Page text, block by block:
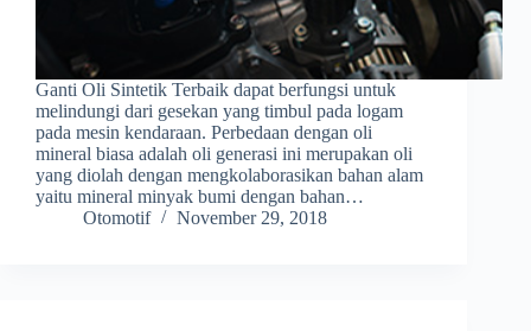
Ganti Oli Sintetik Terbaik dapat berfungsi untuk
melindungi dari gesekan yang timbul pada logam
pada mesin kendaraan. Perbedaan dengan oli
mineral biasa adalah oli generasi ini merupakan oli
yang diolah dengan mengkolaborasikan bahan alam
yaitu mineral minyak bumi dengan bahan…
Otomotif
November 29, 2018